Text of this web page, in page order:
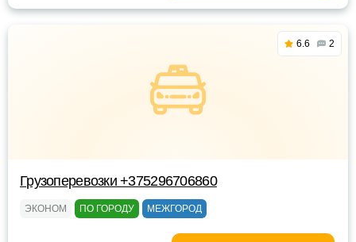
6.6 2
Грузоперевозки +375296706860
ЭКОНОМ ПО ГОРОДУ МЕЖГОРОД